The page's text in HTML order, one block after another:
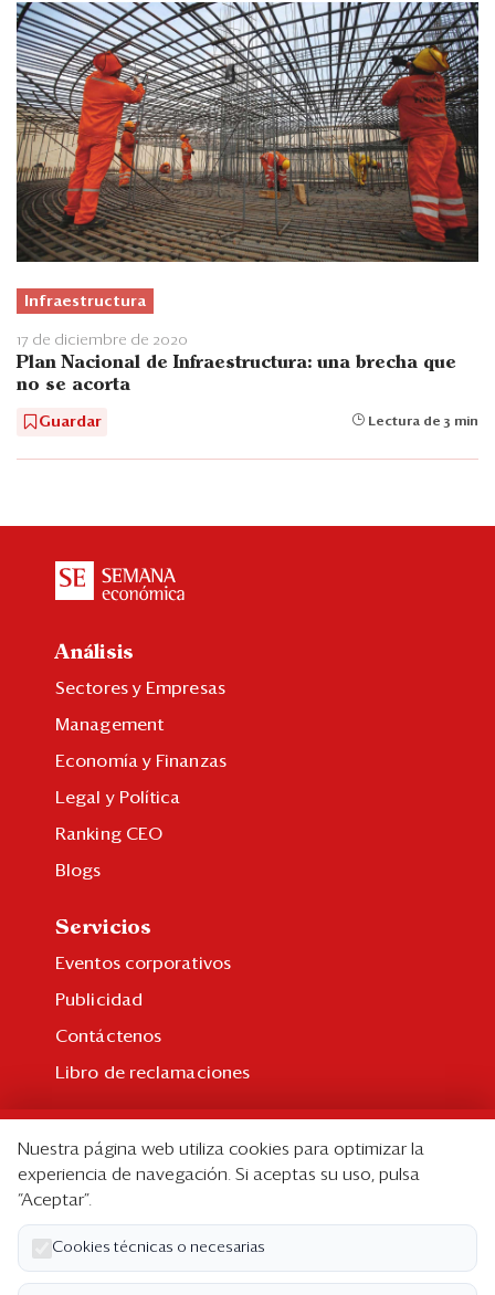
Infraestructura
17 de diciembre de 2020
Plan Nacional de Infraestructura: una brecha que
no se acorta
Guardar Lectura de 3 min
Análisis
Sectores y Empresas
Management
Economía y Finanzas
Legal y Política
Ranking CEO
Blogs
Servicios
Eventos corporativos
Publicidad
Contáctenos
Libro de reclamaciones
Suscripción individual
Paquetes corporativos
Edición Impresa
Nuestra página web utiliza cookies para optimizar la
experiencia de navegación. Si aceptas su uso, pulsa
“Aceptar”.
Cookies técnicas o necesarias